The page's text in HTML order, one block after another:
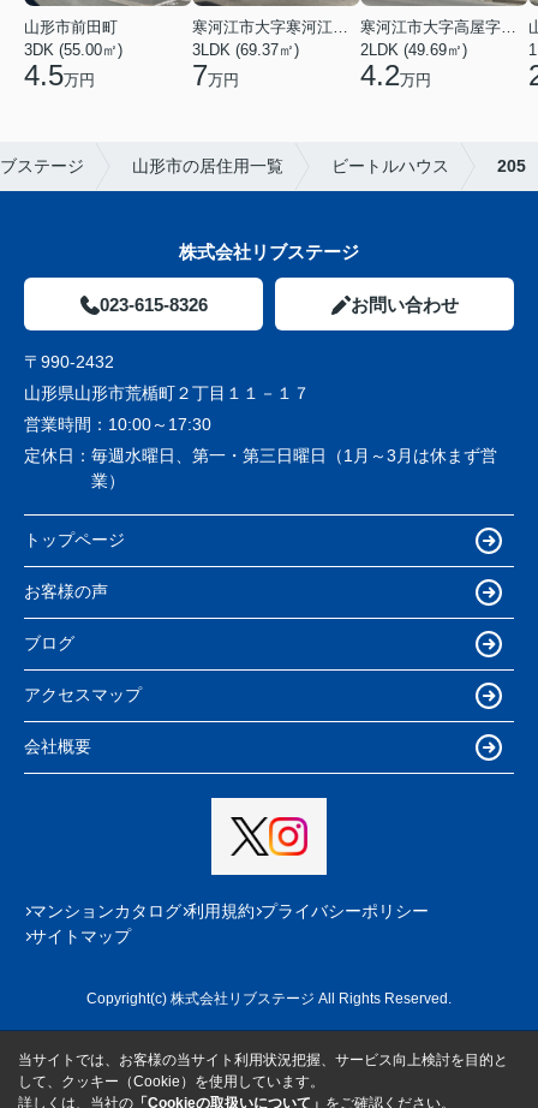
山形市前田町
3DK (55.00㎡)
4.5万円
3LDK (69.37㎡)
7万円
2LDK (49.69㎡)
4.2万円
ステージ 山形市の居住用一覧 ビートルハウス 205
株式会社リブステージ
023-615-8326 お問い合わせ
〒990-2432
山形県山形市荒楯町２丁目１１－１７
営業時間： 10:00～17:30
定休日： 毎週水曜日、第一・第三日曜日（1月～3月は休まず営
業）
トップページ
お客様の声
ブログ
アクセスマップ
会社概要
マンションカタログ 利用規約 プライバシーポリシー
サイトマップ
Copyright(c) 株式会社リブステージ All Rights Reserved.
当サイトでは、お客様の当サイト利用状況把握、サービス向上検討を目的と
して、クッキー（Cookie）を使用しています。
詳しくは、当社の 「Cookieの取扱いについて」 をご確認ください。